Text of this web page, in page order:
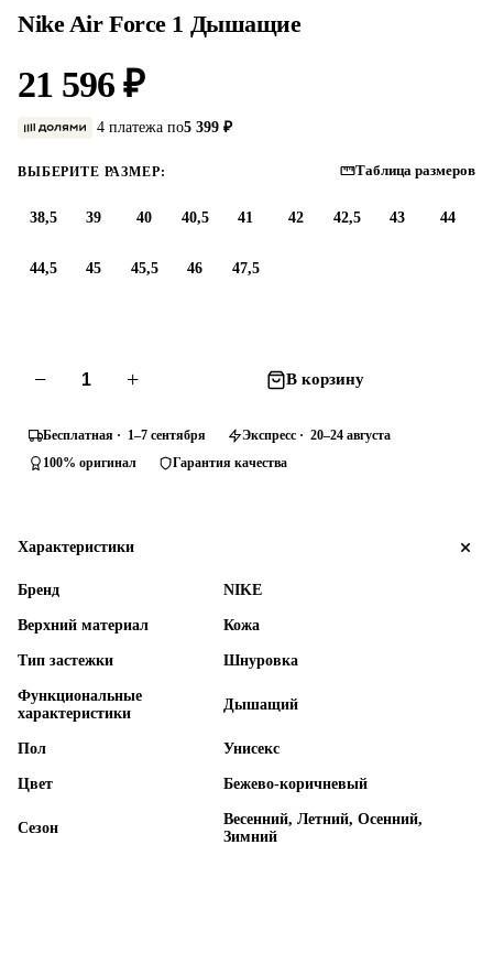
Nike Air Force 1 Дышащие
21 596 ₽
4 платежа по5 399 ₽
ВЫБЕРИТЕ РАЗМЕР: Таблица размеров
38,5 39 40 40,5 41 42 42,5 43 44
44,5 45 45,5 46 47,5
− + В корзину
Бесплатная · 1–7 сентября
Экспресс · 20–24 августа
100% оригинал
Гарантия качества
Характеристики
Бренд NIKE
Верхний материал Кожа
Тип застежки Шнуровка
Функциональные
характеристики
Дышащий
Пол Унисекс
Цвет Бежево-коричневый
Сезон
Весенний, Летний, Осенний,
Зимний